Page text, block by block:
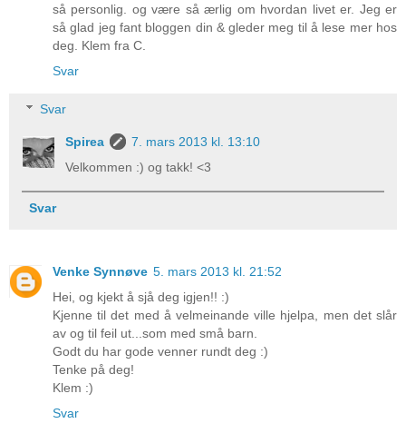
så personlig. og være så ærlig om hvordan livet er. Jeg er
så glad jeg fant bloggen din & gleder meg til å lese mer hos
deg. Klem fra C.
Svar
Svar
Spirea
7. mars 2013 kl. 13:10
Velkommen :) og takk! <3
Svar
Venke Synnøve 5. mars 2013 kl. 21:52
Hei, og kjekt å sjå deg igjen!! :)
Kjenne til det med å velmeinande ville hjelpa, men det slår
av og til feil ut...som med små barn.
Godt du har gode venner rundt deg :)
Tenke på deg!
Klem :)
Svar